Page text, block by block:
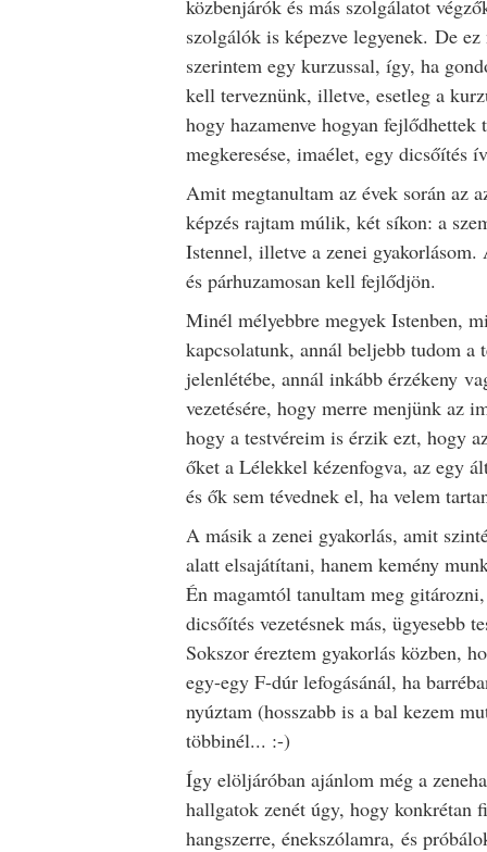
közbenjárók és más szolgálatot
szolgálók is képezve legyenek. De
szerintem egy kurzussal, így, ha
kell terveznünk, illetve, esetleg a
hogy hazamenve hogyan fejlődhettek
megkeresése, imaélet, egy dicsőítés
Amit megtanultam az évek során az
képzés rajtam múlik, két síkon: a
Istennel, illetve a zenei gyakorlásom.
és párhuzamosan kell fejlődjön.
Minél mélyebbre megyek Istenben,
kapcsolatunk, annál beljebb tudom a
jelenlétébe, annál inkább érzékeny
vezetésére, hogy merre menjünk az
hogy a testvéreim is érzik ezt, hogy
őket a Lélekkel kézenfogva, az egy
és ők sem tévednek el, ha velem
A másik a zenei gyakorlás, amit
alatt elsajátítani, hanem kemény
Én magamtól tanultam meg gitározni,
dicsőítés vezetésnek más, ügyesebb
Sokszor éreztem gyakorlás közben,
egy-egy F-dúr lefogásánál, ha
nyúztam (hosszabb is a bal kezem
többinél... :-)
Így elöljáróban ajánlom még a
hallgatok zenét úgy, hogy konkrétan
hangszerre, énekszólamra, és